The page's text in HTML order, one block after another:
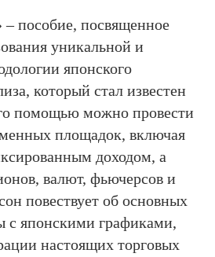
– пособие, посвященное
уникальной и
японского
который стал известен
помощью можно провести
площадок, включая
доходом, а
валют, фьючерсов и
повествует об основных
с японскими графиками,
настоящих торговых